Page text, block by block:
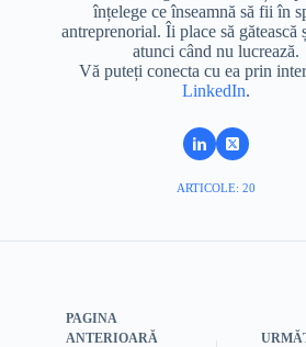
înțelege ce înseamnă să fii în
antreprenorial. Îi place să gătească
atunci când nu lucrează.
Vă puteți conecta cu ea prin
LinkedIn.
ARTICOLE: 20
PAGINA
ANTERIOARĂ